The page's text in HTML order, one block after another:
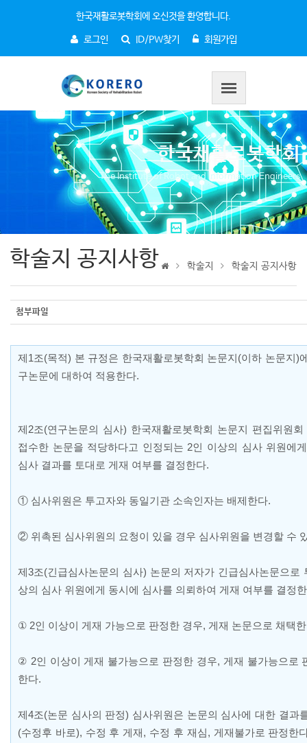
한국재활로봇학회에 오신것을 환영합니다.
로그인 ID/PW찾기 회원가입
한국재활로봇학회
The Institute of Robot and Information Engineers
학술지 공지사항 학술지 학술지 공지사항
첨부파일
제 1 조(목적) 본 규정은 한국재활로봇학회 논문지 (이하 논문지 )
구논문에 대하여 적용한다.
제 2조(연구논문의 심사) 한국재활로봇학회 논문지 편집위원회
접수한 논문을 적당하다고 인정되는 2인 이상의 심사 위원에
심사 결과를 토대로 게재 여부를 결정한다.
① 심사위원은 투고자와 동일기관 소속인자는 배제한다.
② 위촉된 심사위원의 요청이 있을 경우 심사위원을 변경할 수
제 3조(긴급심사논문의 심사) 논문의 저자가 긴급심사논문으로
상의 심사 위원에게 동시에 심사를 의뢰하여 게재 여부를 결정
① 2인 이상이 게재 가능으로 판정한 경우, 게재 논문으로 채택
② 2인 이상이 게재 불가능으로 판정한 경우, 게재 불가능으로
한다.
제 4조(논문 심사의 판정) 심사위원은 논문의 심사에 대한 결과
(수정후 바로), 수정 후 게재 , 수정 후 재심, 게재불가로 판정한